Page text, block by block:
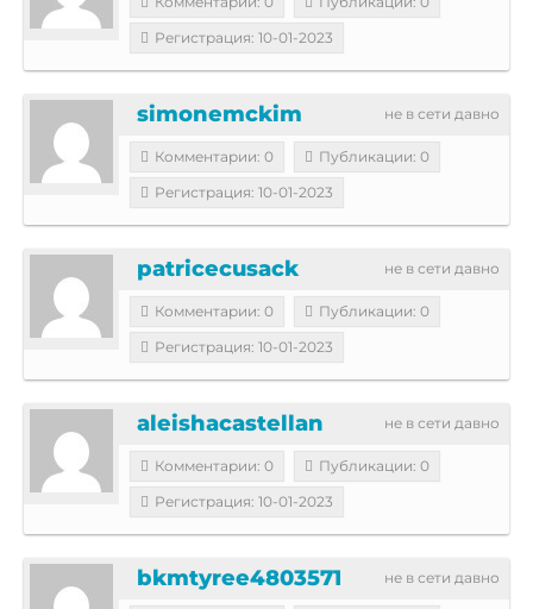
Регистрация: 10-01-2023
не в сети давно
simonemckim
Комментарии: 0
Публикации: 0
Регистрация: 10-01-2023
не в сети давно
patricecusack
Комментарии: 0
Публикации: 0
Регистрация: 10-01-2023
не в сети давно
aleishacastellan
Комментарии: 0
Публикации: 0
Регистрация: 10-01-2023
не в сети давно
bkmtyree4803571